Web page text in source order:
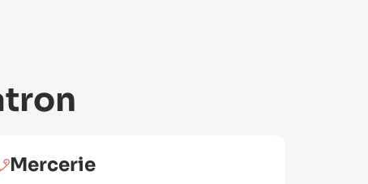
Mercerie